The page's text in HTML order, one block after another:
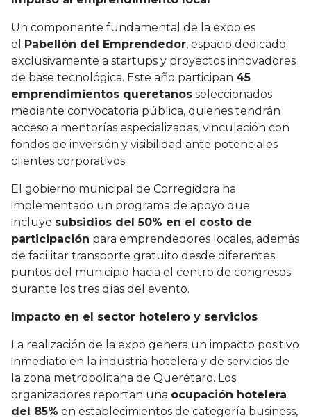
Un componente fundamental de la expo es
el Pabellón del Emprendedor, espacio dedicado
exclusivamente a startups y proyectos innovadores
de base tecnológica. Este año participan 45
emprendimientos queretanos seleccionados
mediante convocatoria pública, quienes tendrán
acceso a mentorías especializadas, vinculación con
fondos de inversión y visibilidad ante potenciales
clientes corporativos.
El gobierno municipal de Corregidora ha
implementado un programa de apoyo que
incluye subsidios del 50% en el costo de
participación para emprendedores locales, además
de facilitar transporte gratuito desde diferentes
puntos del municipio hacia el centro de congresos
durante los tres días del evento.
Impacto en el sector hotelero y servicios
La realización de la expo genera un impacto positivo
inmediato en la industria hotelera y de servicios de
la zona metropolitana de Querétaro. Los
organizadores reportan una ocupación hotelera
del 85% en establecimientos de categoría business,